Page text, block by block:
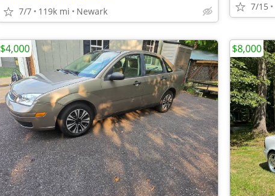
7/7 119k mi Newark 7/15
$4,000 $8,000